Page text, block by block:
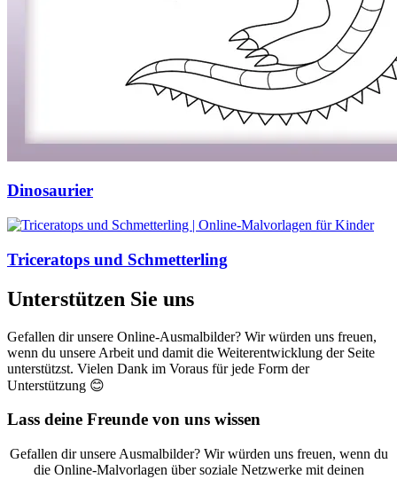
Dinosaurier
Triceratops und Schmetterling
Unterstützen Sie uns
Gefallen dir unsere Online-Ausmalbilder? Wir würden uns freuen,
wenn du unsere Arbeit und damit die Weiterentwicklung der Seite
unterstützst. Vielen Dank im Voraus für jede Form der
Unterstützung 😊
Lass deine Freunde von uns wissen
Gefallen dir unsere Ausmalbilder? Wir würden uns freuen, wenn du
die Online-Malvorlagen über soziale Netzwerke mit deinen